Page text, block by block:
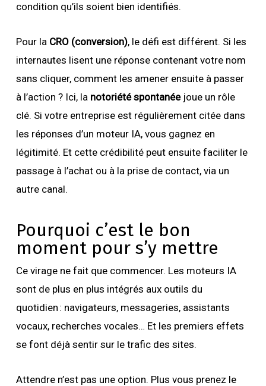
condition qu’ils soient bien identifiés.
Pour la CRO (conversion), le défi est différent. Si les
internautes lisent une réponse contenant votre nom
sans cliquer, comment les amener ensuite à passer
à l’action ? Ici, la notoriété spontanéejoue un rôle
clé. Si votre entreprise est régulièrement citée dans
les réponses d’un moteur IA, vous gagnez en
légitimité. Et cette crédibilité peut ensuite faciliter le
passage à l’achat ou à la prise de contact, via un
autre canal.
Pourquoi c’est le bon
moment pour s’y mettre
Ce virage ne fait que commencer. Les moteurs IA
sont de plus en plus intégrés aux outils du
quotidien : navigateurs, messageries, assistants
vocaux, recherches vocales… Et les premiers effets
se font déjà sentir sur le trafic des sites.
Attendre n’est pas une option. Plus vous prenez le